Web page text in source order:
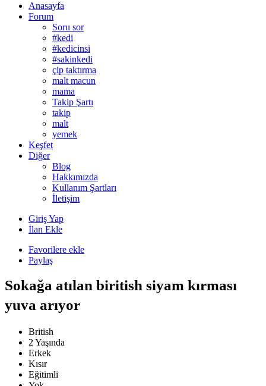
Anasayfa
Forum
Soru sor
#kedi
#kedicinsi
#sakinkedi
çip taktırma
malt macun
mama
Takip Şartı
takip
malt
yemek
Keşfet
Diğer
Blog
Hakkımızda
Kullanım Şartları
İletişim
Giriş Yap
İlan Ekle
Favorilere ekle
Paylaş
Sokağa atılan biritish siyam kırması
yuva arıyor
British
2 Yaşında
Erkek
Kısır
Eğitimli